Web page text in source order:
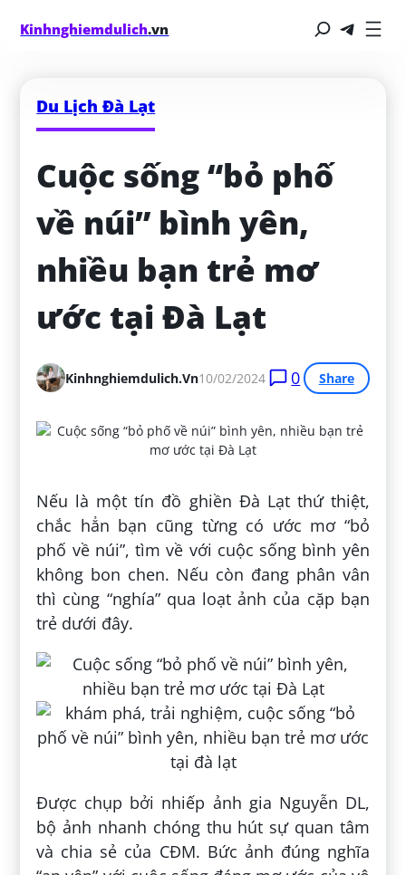
Kinhnghiemdulich.vn
Du Lịch Đà Lạt
Cuộc sống “bỏ phố
về núi” bình yên,
nhiều bạn trẻ mơ
ước tại Đà Lạt
Kinhnghiemdulich.vn10/02/2024 0 Share
Nếu là một tín đồ ghiền Đà Lạt thứ thiệt,
chắc hẳn bạn cũng từng có ước mơ “bỏ
phố về núi”, tìm về với cuộc sống bình yên
không bon chen. Nếu còn đang phân vân
thì cùng “nghía” qua loạt ảnh của cặp bạn
trẻ dưới đây.
Được chụp bởi nhiếp ảnh gia Nguyễn DL,
bộ ảnh nhanh chóng thu hút sự quan tâm
và chia sẻ của CĐM. Bức ảnh đúng nghĩa